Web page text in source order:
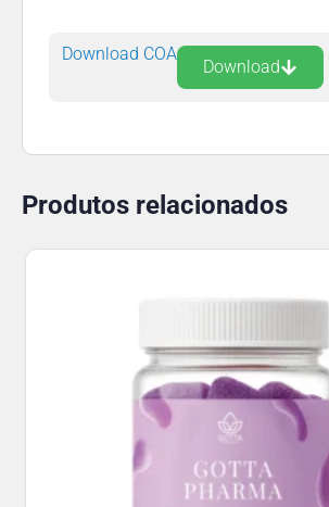
Download COA
Download
Produtos relacionados